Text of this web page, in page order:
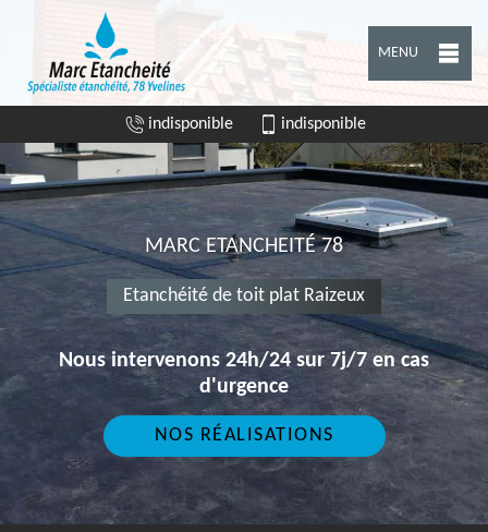
MENU
indisponible indisponible
MARC ETANCHEITÉ 78
Etanchéité de toit plat Raizeux
Nous intervenons 24h/24 sur 7j/7 en cas
d'urgence
NOS RÉALISATIONS